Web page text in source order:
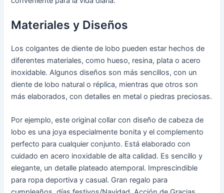
Materiales y Diseños
Los colgantes de diente de lobo pueden estar hechos de
diferentes materiales, como hueso, resina, plata o acero
inoxidable. Algunos diseños son más sencillos, con un
diente de lobo natural o réplica, mientras que otros son
más elaborados, con detalles en metal o piedras preciosas.
Por ejemplo, este original collar con diseño de cabeza de
lobo es una joya especialmente bonita y el complemento
perfecto para cualquier conjunto. Está elaborado con
cuidado en acero inoxidable de alta calidad. Es sencillo y
elegante, un detalle plateado atemporal. Imprescindible
para ropa deportiva y casual. Gran regalo para